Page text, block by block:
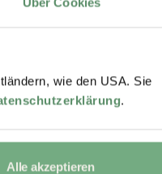
wie den USA. Sie
.
Alle akzeptieren